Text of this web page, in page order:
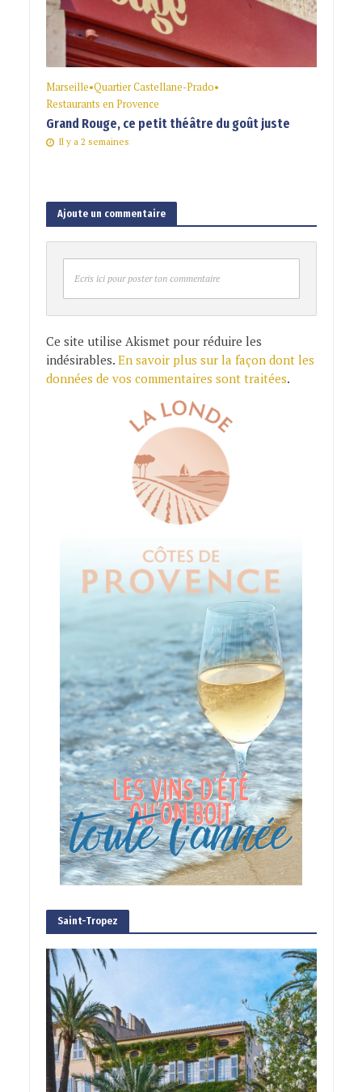
Marseille•Quartier Castellane-Prado•
Restaurants en Provence
Grand Rouge, ce petit théâtre du goût juste
Il y a 2 semaines
Ajoute un commentaire
Ecris ici pour poster ton commentaire
Ce site utilise Akismet pour réduire les
indésirables. En savoir plus sur la façon dont les
données de vos commentaires sont traitées.
Saint-Tropez